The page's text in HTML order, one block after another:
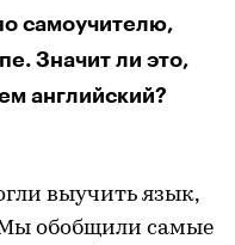
самоучителю,
Значит ли это,
английский?
выучить язык,
Мы обобщили самые